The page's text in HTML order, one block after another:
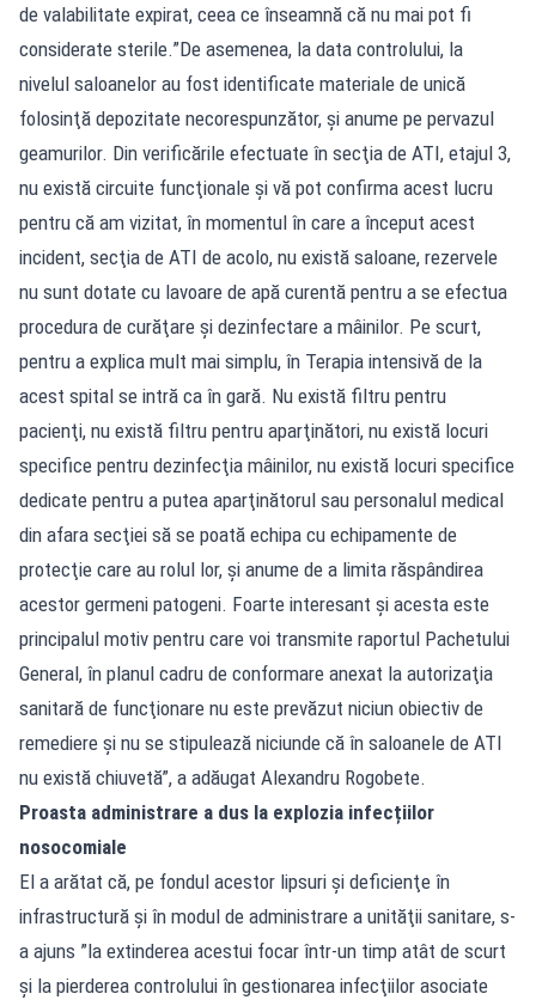
de valabilitate expirat, ceea ce înseamnă că nu mai pot fi
considerate sterile.”De asemenea, la data controlului, la
nivelul saloanelor au fost identificate materiale de unică
folosinţă depozitate necorespunzător, şi anume pe pervazul
geamurilor. Din verificările efectuate în secţia de ATI, etajul 3,
nu există circuite funcţionale şi vă pot confirma acest lucru
pentru că am vizitat, în momentul în care a început acest
incident, secţia de ATI de acolo, nu există saloane, rezervele
nu sunt dotate cu lavoare de apă curentă pentru a se efectua
procedura de curăţare şi dezinfectare a mâinilor. Pe scurt,
pentru a explica mult mai simplu, în Terapia intensivă de la
acest spital se intră ca în gară. Nu există filtru pentru
pacienţi, nu există filtru pentru aparţinători, nu există locuri
specifice pentru dezinfecţia mâinilor, nu există locuri specifice
dedicate pentru a putea aparţinătorul sau personalul medical
din afara secţiei să se poată echipa cu echipamente de
protecţie care au rolul lor, şi anume de a limita răspândirea
acestor germeni patogeni. Foarte interesant şi acesta este
principalul motiv pentru care voi transmite raportul Pachetului
General, în planul cadru de conformare anexat la autorizaţia
sanitară de funcţionare nu este prevăzut niciun obiectiv de
remediere şi nu se stipulează niciunde că în saloanele de ATI
nu există chiuvetă”, a adăugat Alexandru Rogobete.
Proasta administrare a dus la explozia infecțiilor
nosocomiale
El a arătat că, pe fondul acestor lipsuri şi deficienţe în
infrastructură şi în modul de administrare a unităţii sanitare, s-
a ajuns ”la extinderea acestui focar într-un timp atât de scurt
şi la pierderea controlului în gestionarea infecţiilor asociate